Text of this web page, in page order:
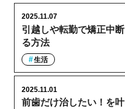
引越しや転勤で矯正中
る方法
2025.11.07
生活
前歯だけ治したい！を
2025.11.01